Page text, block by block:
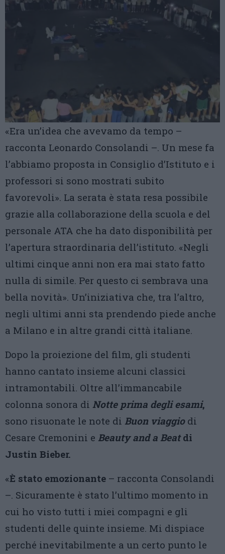
«Era un’idea che avevamo da tempo –
racconta Leonardo Consolandi –. Un mese fa
l’abbiamo proposta in Consiglio d’Istituto e i
professori si sono mostrati subito
favorevoli». La serata è stata resa possibile
grazie alla collaborazione della scuola e del
personale ATA che ha dato disponibilità per
l’apertura straordinaria dell’istituto. «Negli
ultimi cinque anni non era mai stato fatto
nulla di simile. Per questo ci sembrava una
bella novità». Un’iniziativa che, tra l’altro,
negli ultimi anni sta prendendo piede anche
a Milano e in altre grandi città italiane.
Dopo la proiezione del film, gli studenti
hanno cantato insieme alcuni classici
intramontabili. Oltre all’immancabile
colonna sonora di Notte prima degli esami,
sono risuonate le note di Buon viaggiodi
Cesare Cremonini e Beauty and a Beatdi
Justin Bieber.
«È stato emozionante – racconta Consolandi
–. Sicuramente è stato l’ultimo momento in
cui ho visto tutti i miei compagni e gli
studenti delle quinte insieme. Mi dispiace
perché inevitabilmente a un certo punto le